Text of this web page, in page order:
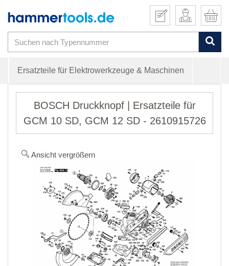
Ersatzteile für Elektrowerkzeuge & Maschinen
BOSCH Druckknopf | Ersatzteile für
GCM 10 SD, GCM 12 SD - 2610915726
Ansicht vergrößern